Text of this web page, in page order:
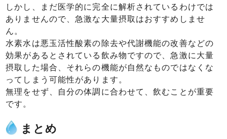
しかし、まだ医学的に完全に解析されているわけでは
ありませんので、急激な大量摂取はおすすめしませ
ん。
水素水は悪玉活性酸素の除去や代謝機能の改善などの
効果があるとされている飲み物ですので、急激に大量
摂取した場合、それらの機能が自然なものではなくな
ってしまう可能性があります。
無理をせず、自分の体調に合わせて、飲むことが重要
です。
まとめ